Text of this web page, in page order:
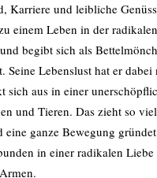
Karriere und leibliche
einem Leben in der
begibt sich als
Seine Lebenslust hat er
sich aus in einer
und Tieren. Das zieht so
eine ganze Bewegung
in einer radikalen Liebe